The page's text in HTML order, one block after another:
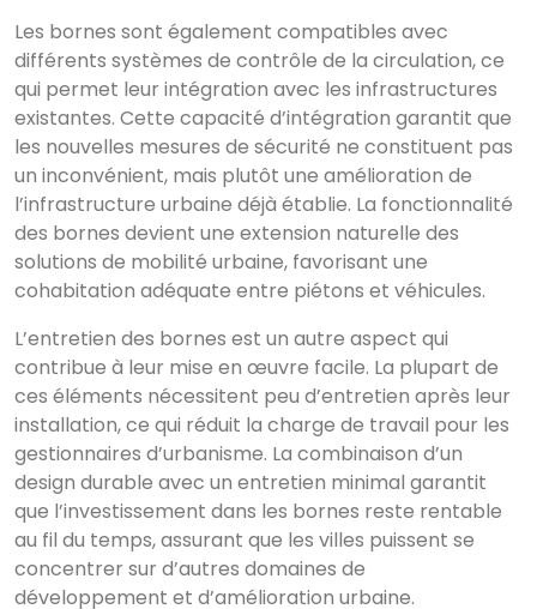
Les bornes sont également compatibles avec
différents systèmes de contrôle de la circulation, ce
qui permet leur intégration avec les infrastructures
existantes. Cette capacité d’intégration garantit que
les nouvelles mesures de sécurité ne constituent pas
un inconvénient, mais plutôt une amélioration de
l’infrastructure urbaine déjà établie. La fonctionnalité
des bornes devient une extension naturelle des
solutions de mobilité urbaine, favorisant une
cohabitation adéquate entre piétons et véhicules.
L’entretien des bornes est un autre aspect qui
contribue à leur mise en œuvre facile. La plupart de
ces éléments nécessitent peu d’entretien après leur
installation, ce qui réduit la charge de travail pour les
gestionnaires d’urbanisme. La combinaison d’un
design durable avec un entretien minimal garantit
que l’investissement dans les bornes reste rentable
au fil du temps, assurant que les villes puissent se
concentrer sur d’autres domaines de
développement et d’amélioration urbaine.